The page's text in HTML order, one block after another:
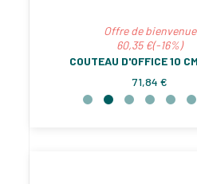
Offre de bienvenue
60,35 €(-16%)
71,84 €